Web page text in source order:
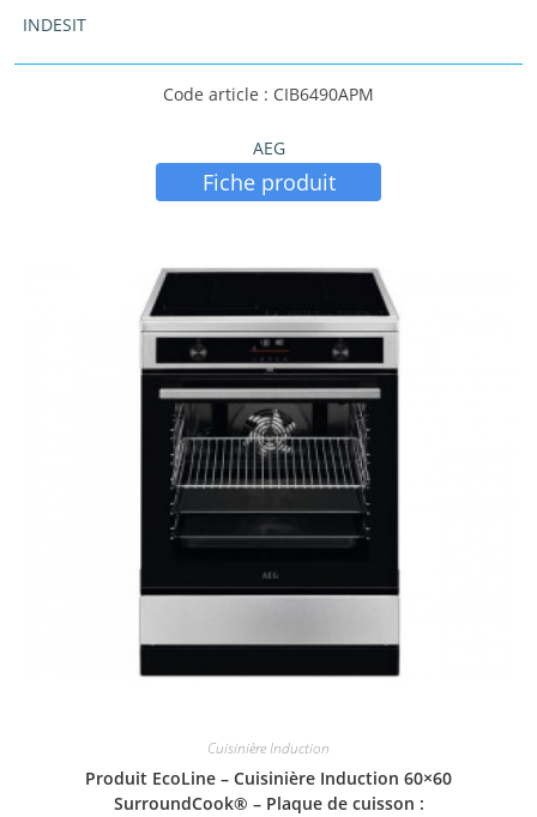
INDESIT
Code article : CIB6490APM
AEG
Fiche produit
Cuisinière Induction
Produit EcoLine – Cuisinière Induction 60×60
SurroundCook® – Plaque de cuisson :